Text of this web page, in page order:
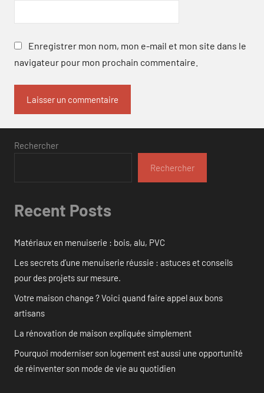
Enregistrer mon nom, mon e-mail et mon site dans le
navigateur pour mon prochain commentaire.
Rechercher
Rechercher
Recent Posts
Matériaux en menuiserie : bois, alu, PVC
Les secrets d’une menuiserie réussie : astuces et conseils
pour des projets sur mesure.
Votre maison change ? Voici quand faire appel aux bons
artisans
La rénovation de maison expliquée simplement
Pourquoi moderniser son logement est aussi une opportunité
de réinventer son mode de vie au quotidien